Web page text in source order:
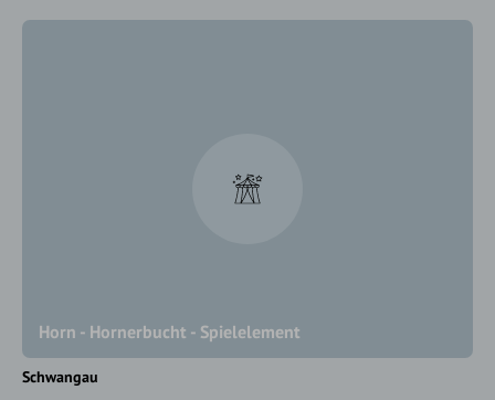
Horn - Hornerbucht - Spielelement
Schwangau